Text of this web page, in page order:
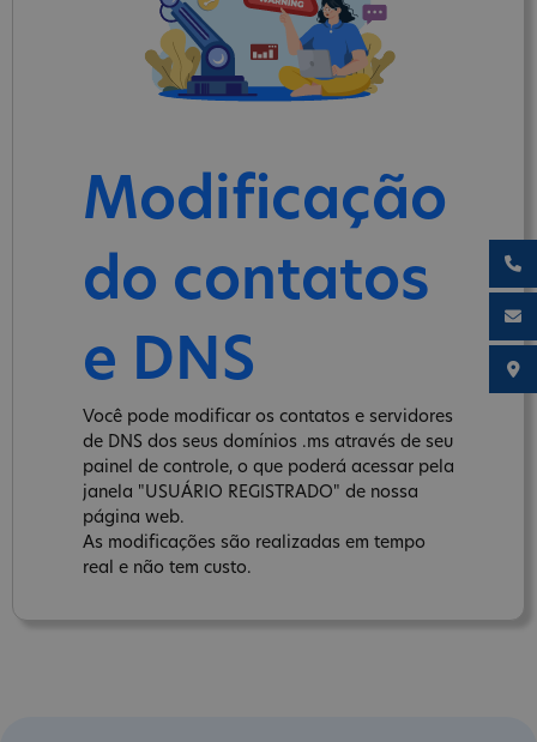
Modificação
do contatos
e DNS
Você pode modificar os contatos e servidores
de DNS dos seus domínios .ms através de seu
painel de controle, o que poderá acessar pela
janela "USUÁRIO REGISTRADO" de nossa
página web.
As modificações são realizadas em tempo
real e não tem custo.